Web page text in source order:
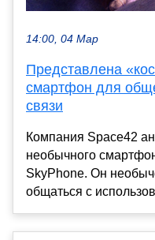
14:00, 04 Мар
Представлена
смартфон для
связи
Компания Space42
необычного
SkyPhone. Он
общаться с